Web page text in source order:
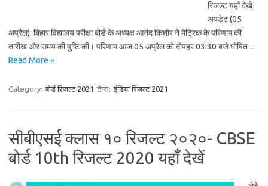
रिजल्ट यहाँ देखे
अपडेट (05
अप्रैल): बिहार विद्यालय परीक्षा बोर्ड के अध्यक्ष आनंद किशोर ने मैट्रिक के परिणाम की
तारीख और समय की पुष्टि की। परिणाम आज 05 अप्रैल को दोपहर 03:30 बजे घोषित…
Read More »
Category: बोर्ड रिजल्ट 2021 टैग्स: इंडिया रिजल्ट 2021
सीबीएसई क्लास १० रिजल्ट २०२०- CBSE
बोर्ड 10th रिजल्ट 2020 यहाँ देखें